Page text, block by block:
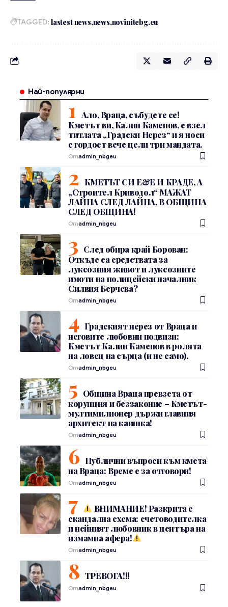
TAGGED: lastest news news novinitebg.eu
Най-популярни
Ало, Враца, събудете се!
Кметът ви, Калин Каменов, е взел
титлата „Градски Нерез“ и я носи
с гордост вече цели три мандата.
Отadmin_nbgeu
КМЕТЪТ СИ Е&Е И КРАДЕ, А
„Строител Криводол“ МАЖАТ
ЛАЙНА СЛЕД ЛАЙНА, В ОБЩИНА
СЛЕД ОБЩИНА!
Отadmin_nbgeu
След обира край Борован:
Откъде са средствата за
луксозния живот и луксозните
имоти на полицейски началник
Силвия Берчева?
Отadmin_nbgeu
Градският нерез от Враца и
неговите любовни подвизи:
Кметът Калин Каменов в ролята
на ловец на сърца (и не само).
Отadmin_nbgeu
Община Враца превзета от
корупция и беззаконие – Кметът-
мултимилионер държи главния
архитект на каишка!
Отadmin_nbgeu
Публични въпроси към кмета
на Враца: Време е за отговори!
Отadmin_nbgeu
ВНИМАНИЕ! Разкрита е
скандална схема: счетоводителка
и нейният любовник в центъра на
измамна афера!
Отadmin_nbgeu
ТРЕВОГА!!!
Отadmin_nbgeu